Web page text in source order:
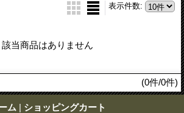
表示件数:
該当商品はありません
(0件/0件)
ム | ショッピングカート